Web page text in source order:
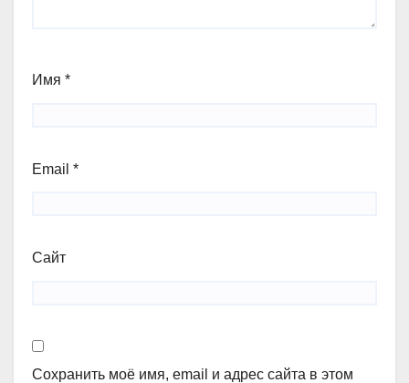
Имя *
Email *
Сайт
Сохранить моё имя, email и адрес сайта в этом